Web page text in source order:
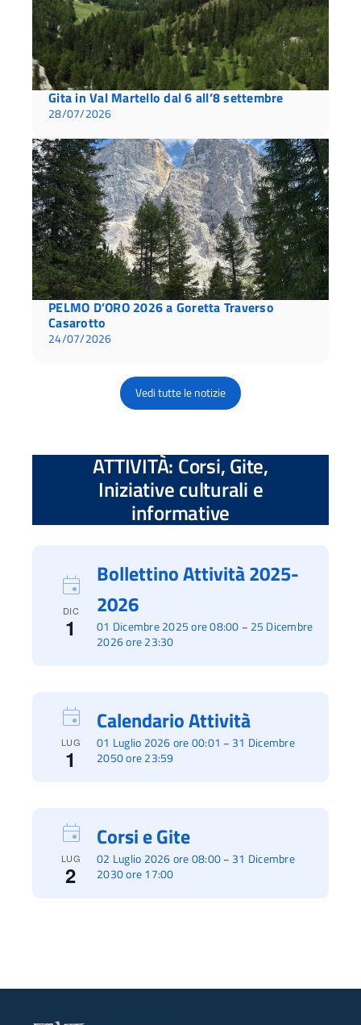
Gita in Val Martello dal 6 all’8 settembre
28/07/2026
PELMO D’ORO 2026 a Goretta Traverso
Casarotto
24/07/2026
Vedi tutte le notizie
ATTIVITÀ: Corsi, Gite,
Iniziative culturali e
informative
DIC
1 01 Dicembre 2025 ore 08:00 – 25 Dicembre
2026 ore 23:30
Bollettino Attività 2025-
2026
LUG
1
01 Luglio 2026 ore 00:01 – 31 Dicembre
2050 ore 23:59
Calendario Attività
LUG
2
02 Luglio 2026 ore 08:00– 31 Dicembre
2030 ore 17:00
Corsi e Gite